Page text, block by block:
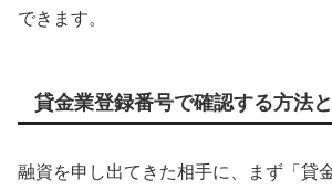
できます。
貸金業登録番号で確認する方法
融資を申し出てきた相手に、まず「貸